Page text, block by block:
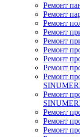
Ремонт
Ремонт
Ремонт
Ремонт
Ремонт
Ремонт
Ремонт
Ремонт
Ремонт
Ремонт
Ремонт
Ремонт
Ремонт